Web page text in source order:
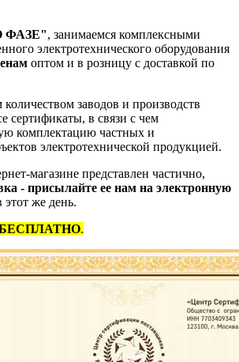
ФАЗЕ", занимаемся комплексными
электротехнического оборудования
оптом и в розницу с доставкой по
заводов и производств
сертификаты, в связи с чем
комплектацию частных и
электротехнической продукцией.
магазине представлен частично,
- присылайте ее нам на электронную
этот же день.
.